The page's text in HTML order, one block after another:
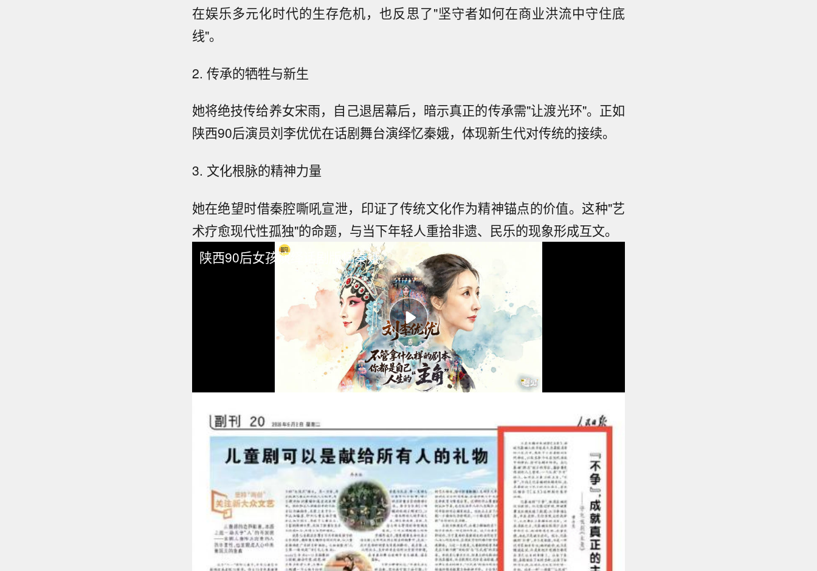
在娱乐多元化时代的生存危机，也反思了"坚守者如何在商业洪流中守住底
线"。
2. 传承的牺牲与新生
她将绝技传给养女宋雨，自己退居幕后，暗示真正的传承需"让渡光环"。正如
陕西90后演员刘李优优在话剧舞台演绎忆秦娥，体现新生代对传统的接续。
3. 文化根脉的精神力量
她在绝望时借秦腔嘶吼宣泄，印证了传统文化作为精神锚点的价值。这种"艺
术疗愈现代性孤独"的命题，与当下年轻人重拾非遗、民乐的现象形成互文。
陕西90后女孩演绎话剧版忆秦娥